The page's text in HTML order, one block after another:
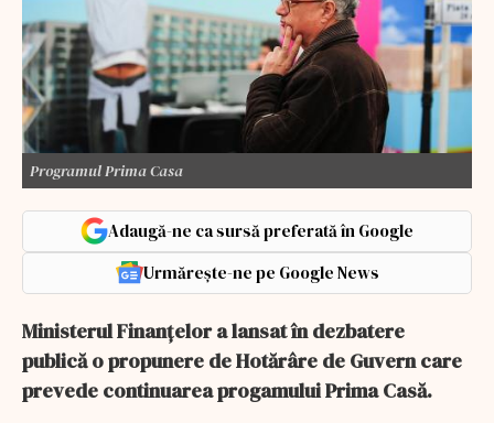
Programul Prima Casa
Adaugă-ne ca sursă preferată în Google
Urmărește-ne pe Google News
Ministerul Finanțelor a lansat în dezbatere
publică o propunere de Hotărâre de Guvern care
prevede continuarea progamului Prima Casă.